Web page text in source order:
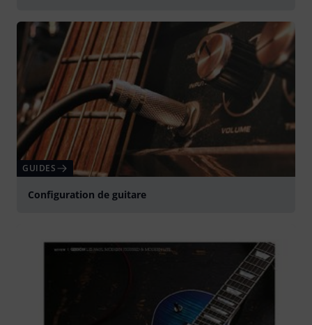
GUIDES
Configuration de guitare